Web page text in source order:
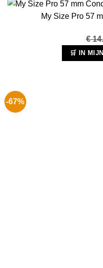
My Size Pro 57
€
🛒 IN
-67%